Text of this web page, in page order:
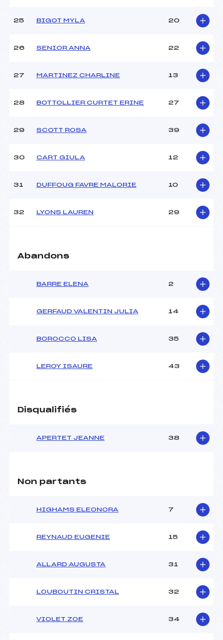
25 BIGOT MYLA 20
26 SENIOR ANNA 22
27 MARTINEZ CHARLINE 13
28 BOTTOLLIER CURTET ERINE 27
29 SCOTT ROSA 39
30 CART GIULA 12
31 DUFFOUG FAVRE MALORIE 10
32 LYONS LAUREN 29
Abandons
BARRE ELENA 2
GERFAUD VALENTIN JULIA 14
BOROCCO LISA 35
LEROY ISAURE 43
Disqualifiés
APERTET JEANNE 38
Non partants
HIGHAMS ELEONORA 7
REYNAUD EUGENIE 15
ALLARD AUGUSTA 31
LOUBOUTIN CRISTAL 32
VIOLET ZOE 34